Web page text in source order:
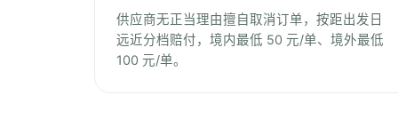
供应商无正当理由擅自取消订单，按距出发日
远近分档赔付，境内最低 50 元/单、境外最低
100 元/单。